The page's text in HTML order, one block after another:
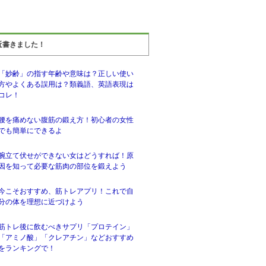
書きました！
妙齢」の指す年齢や意味は？正しい使い
やよくある誤用は？類義語、英語表現は
レ！
を痛めない腹筋の鍛え方！初心者の女性
も簡単にできるよ
立て伏せができない女はどうすれば！原
を知って必要な筋肉の部位を鍛えよう
こそおすすめ、筋トレアプリ！これで自
の体を理想に近づけよう
トレ後に飲むべきサプリ「プロテイン」
アミノ酸」「クレアチン」などおすすめ
ランキングで！